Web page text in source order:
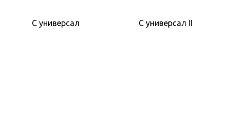
C универсал C универсал II